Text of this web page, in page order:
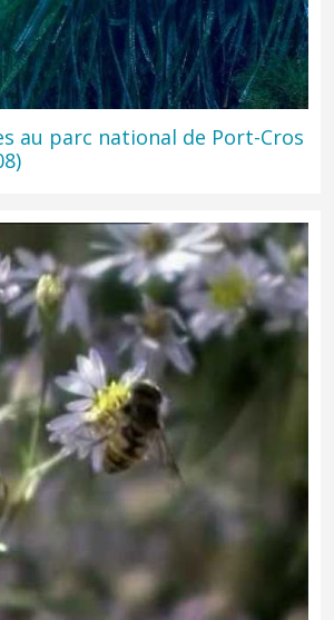
au parc national de Port-Cros
du Parc national de Port-Cros : De la
de Port-Cros à son projet de charte